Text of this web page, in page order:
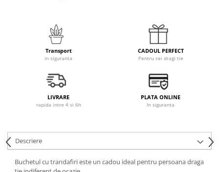
Transport
in siguranta
CADOUL PERFECT
Pentru cei dragi tie
LIVRARE
rapida intre 4 si 6h
PLATA ONLINE
In siguranta
Descriere
Buchetul cu trandafiri este un cadou ideal pentru persoana draga